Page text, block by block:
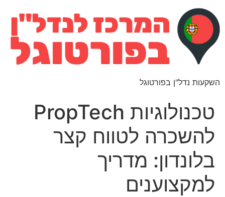
השקעות נדל"ן בפורטוגל
טכנולוגיות PropTech
להשכרה לטווח קצר
בלונדון: מדריך
למקצוענים